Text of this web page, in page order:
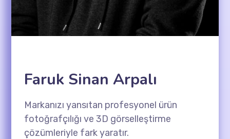
Faruk Sinan Arpalı
Markanızı yansıtan profesyonel ürün
fotoğrafçılığı ve 3D görselleştirme
çözümleriyle fark yaratır.